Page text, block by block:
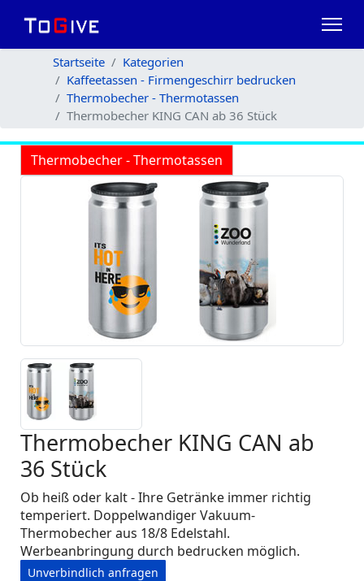
Startseite
Kategorien
Kaffeetassen - Firmengeschirr bedrucken
Thermobecher - Thermotassen
Thermobecher KING CAN ab 36 Stück
Thermobecher - Thermotassen
Thermobecher KING CAN ab
36 Stück
Ob heiß oder kalt - Ihre Getränke immer richtig
temperiert. Doppelwandiger Vakuum-
Thermobecher aus 18/8 Edelstahl.
Werbeanbringung durch bedrucken möglich.
Unverbindlich anfragen